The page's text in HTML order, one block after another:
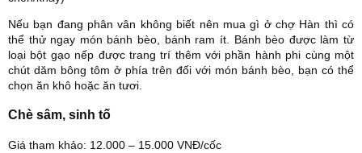
Nếu bạn đang phân vân không biết nên mua gì ở chợ Hàn thì có
thể thử ngay món bánh bèo, bánh ram ít. Bánh bèo được làm từ
loại bột gạo nếp được trang trí thêm với phần hành phi cùng một
chút dăm bông tôm ở phía trên đối với món bánh bèo, bạn có thể
chọn ăn khô hoặc ăn tươi.
Chè sâm, sinh tố
Giá tham khảo: 12.000 – 15.000 VNĐ/cốc